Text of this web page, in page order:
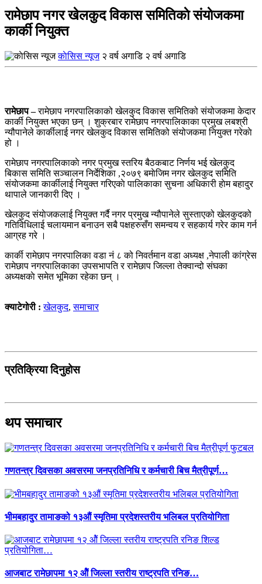
रामेछाप नगर खेलकुद विकास समितिकाे संयाेजकमा
कार्की नियुक्त
काेसिस न्यूज २ वर्ष अगाडि २ वर्ष अगाडि
रामेछाप –रामेछाप नगरपालिकाको खेलकुद विकास समितिको संयोजकमा केदार
कार्की नियुक्त भएका छन् । शुक्रबार रामेछाप नगरपालिकाका प्रमुख लबश्री
न्यौपानेले कार्कीलाई नगर खेलकुद विकास समितिको संयोजकमा नियुक्त गरेकाे
हो ।
रामेछाप नगरपालिकाकाे नगर प्रमुख स्तरिय बैठकबाट निर्णय भई खेलकुद
बिकास समिति सञ्चालन निर्देशिका ,२०७९ बमाेजिम नगर खेलकुद समिति
संयाेजकमा कार्कीलाई नियुक्त गरिएकाे पालिकाका सुचना अधिकारी हाेम बहादुर
थापाले जानकारी दिए ।
खेलकुद संयाेजकलाई नियुक्त गर्दै नगर प्रमुख न्यौपानेले सुस्ताएको खेलकुदको
गतिविधिलाई चलायमान बनाउन सबै पक्षहरुसँग समन्वय र सहकार्य गरेर काम गर्न
आग्रह गरे ।
कार्की रामेछाप नगरपालिका वडा नं ८ को निवर्तमान वडा अध्यक्ष ,नेपाली कांग्रेस
रामेछाप नगरपालिकाका उपसभापति र रामेछाप जिल्ला तेक्वान्दो संघका
अध्यक्षकाे समेत भूमिका रहेका छन् ।
क्याटेगोरी :खेलकुद,समाचार
प्रतिक्रिया दिनुहोस
थप समाचार
गणतन्त्र दिवसका अवसरमा जनप्रतिनिधि र कर्मचारी बिच मैत्रीपूर्ण…
भीमबहादुर तामाङको १३औं स्मृतिमा प्रदेशस्तरीय भलिबल प्रतियोगिता
आजबाट रामेछापमा १२ ओैं जिल्ला स्तरीय राष्ट्रपति रनिङ…